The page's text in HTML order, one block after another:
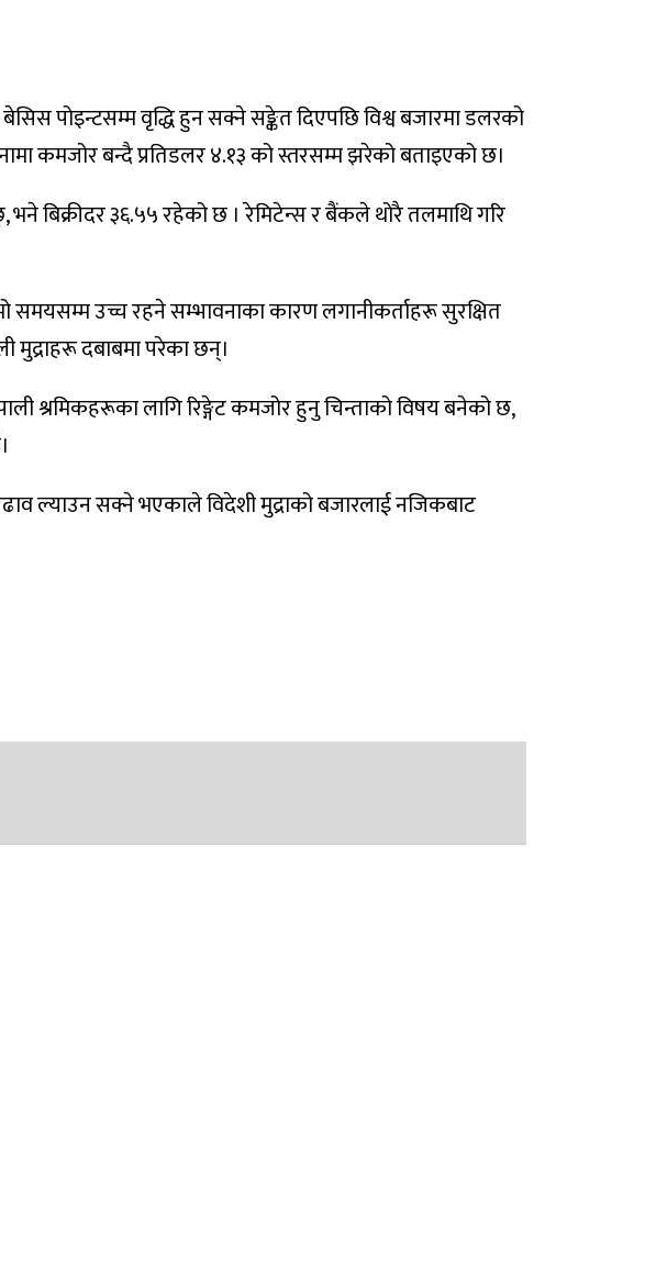
पोइन्टसम्म वृद्धि हुन सक्ने सङ्केत दिएपछि विश्व बजारमा डलरको
कमजोर बन्दै प्रतिडलर ४.१३ को स्तरसम्म झरेको बताइएको छ।
बिक्रीदर ३६.५५ रहेको छ । रेमिटेन्स र बैंकले थोरै तलमाथि गरि
उच्च रहने सम्भावनाका कारण लगानीकर्ताहरू सुरक्षित
दबाबमा परेका छन्।
श्रमिकहरूका लागि रिङ्गेट कमजोर हुनु चिन्ताको विषय बनेको छ,
ल्याउन सक्ने भएकाले विदेशी मुद्राको बजारलाई नजिकबाट